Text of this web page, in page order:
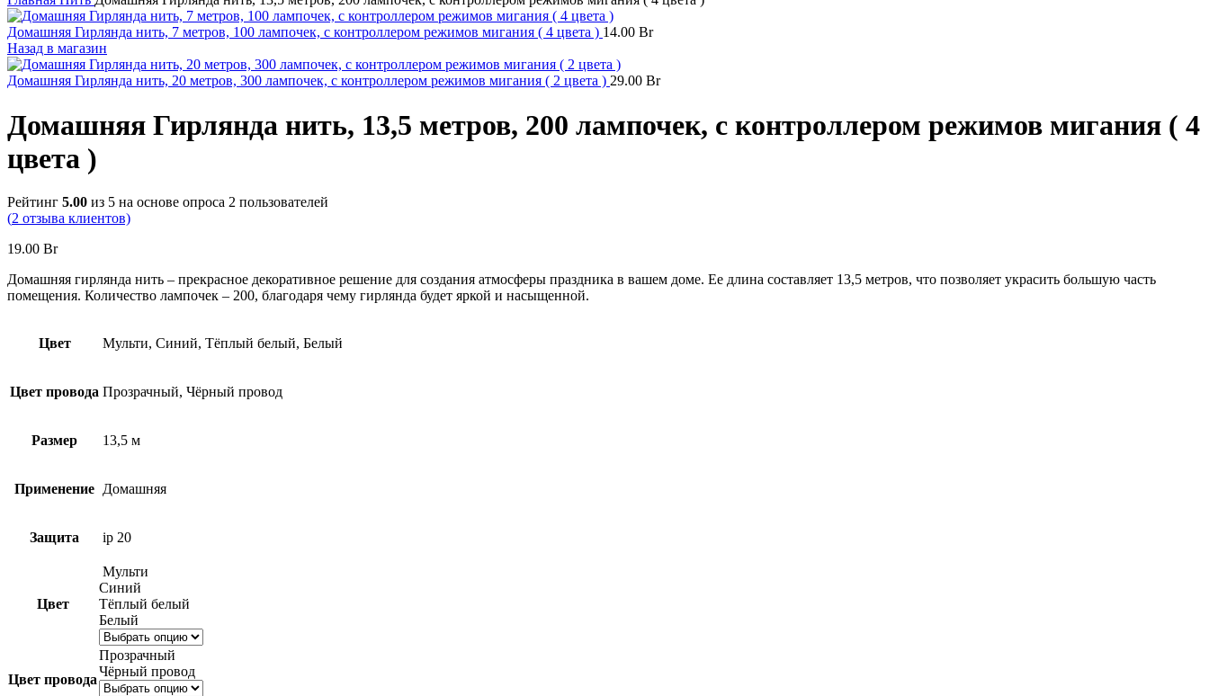
Домашняя Гирлянда нить, 7 метров, 100 лампочек, с контроллером режимов мигания ( 4 цвета ) 14.00 Br
Назад в магазин
Домашняя Гирлянда нить, 20 метров, 300 лампочек, с контроллером режимов мигания ( 2 цвета ) 29.00 Br
Домашняя Гирлянда нить, 13,5 метров, 200 лампочек, с контроллером режимов мигания ( 4
цвета )
Рейтинг 5.00 из 5 на основе опроса 2 пользователей
(2 отзыва клиентов)
19.00 Br
Домашняя гирлянда нить – прекрасное декоративное решение для создания атмосферы праздника в вашем доме. Ее длина составляет 13,5 метров, что позволяет украсить большую часть
помещения. Количество лампочек – 200, благодаря чему гирлянда будет яркой и насыщенной.
Цвет Мульти, Синий, Тёплый белый, Белый
Цвет провода Прозрачный, Чёрный провод
Размер 13,5 м
Применение Домашняя
Защита ip 20
Цвет
Мульти
Синий
Тёплый белый
Белый
Цвет провода
Прозрачный
Чёрный провод